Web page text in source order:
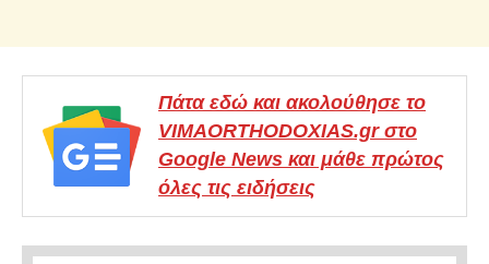
Πάτα εδώ και ακολούθησε το
VIMAORTHODOXIAS.gr στο
Google News και μάθε πρώτος
όλες τις ειδήσεις